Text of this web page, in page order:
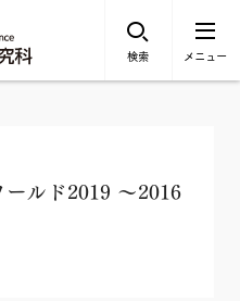
検索 メニュー
ルド2019 〜2016